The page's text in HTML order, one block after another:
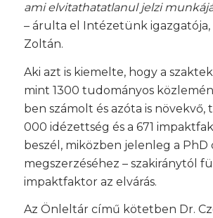
ami elvitathatatlanul jelzi
– árulta el Intézetünk igazgatója,
Zoltán.
Aki azt is kiemelte, hogy a
mint 1300 tudományos
ben számolt és azóta is növekvő,
000 idézettség és a 671
beszél, miközben jelenleg a PhD
megszerzéséhez – szakiránytól
impaktfaktor az elvárás.
Az Önleltár című kötetben Dr.